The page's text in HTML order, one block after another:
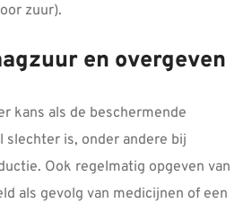
zuur).
en overgeven
kans als de beschermende
slechter is, onder andere bij
Ook regelmatig opgeven van
als gevolg van medicijnen of een